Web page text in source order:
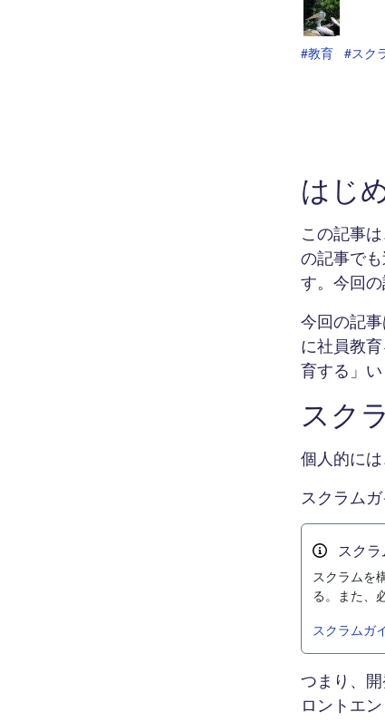
#教育 #スク
はじ
この記事は
の記事で
す。今回
今回の記
に社員教
育する」
スク
個人的に
スクラム
スク
スクラムを
る。また、
スクラムガ
つまり、
ロントエ